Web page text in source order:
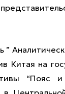
”
Китая на
“Пояс